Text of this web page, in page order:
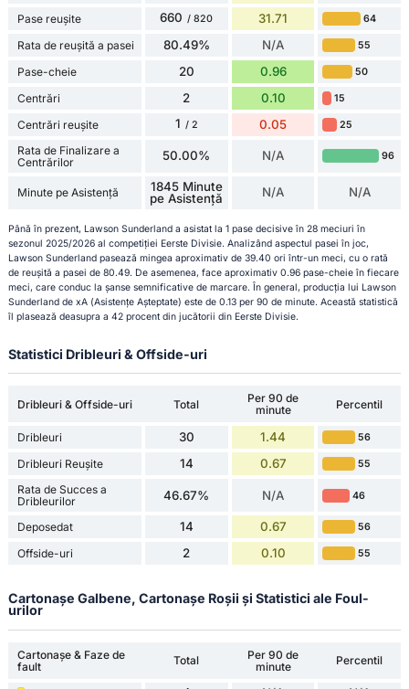
Pase reușite 660 / 820 31.71 64
Rata de reușită a pasei 80.49% N/A 55
Pase-cheie 20 0.96 50
Centrări 2 0.10 15
Centrări reușite 1 / 2 0.05 25
Rata de Finalizare a
Centrărilor
50.00% N/A 96
Minute pe Asistență
1845 Minute
pe Asistență
N/A N/A
Până în prezent, Lawson Sunderland a asistat la 1 pase decisive în 28 meciuri în
sezonul 2025/2026 al competiției Eerste Divisie. Analizând aspectul pasei în joc,
Lawson Sunderland pasează mingea aproximativ de 39.40 ori într-un meci, cu o rată
de reușită a pasei de 80.49. De asemenea, face aproximativ 0.96 pase-cheie în fiecare
meci, care conduc la șanse semnificative de marcare. În general, producția lui Lawson
Sunderland de xA (Asistențe Așteptate) este de 0.13 per 90 de minute. Această statistică
îl plasează deasupra a 42 procent din jucătorii din Eerste Divisie.
Statistici Dribleuri & Offside-uri
Dribleuri & Offside-uri Total
Per 90 de
minute
Percentil
Dribleuri 30 1.44 56
Dribleuri Reușite 14 0.67 55
Rata de Succes a
Dribleurilor
46.67% N/A 46
Deposedat 14 0.67 56
Offside-uri 2 0.10 55
Cartonașe Galbene, Cartonașe Roșii și Statistici ale Foul-
urilor
Cartonașe & Faze de
fault
Total
Per 90 de
minute
Percentil